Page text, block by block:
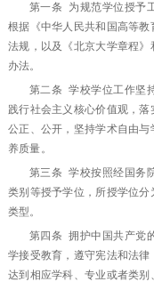
第一条 为规范学位授予
根据《中华人民共和国高等
法规，以及《北京大学章程
办法。
第二条 学校学位工作坚
践行社会主义核心价值观，落
公正、公开，坚持学术自由
养质量。
第三条 学校按照经国务
类别等授予学位，所授学位
类型。
第四条 拥护中国共产党
学接受教育，遵守宪法和法律
达到相应学科、专业或者类